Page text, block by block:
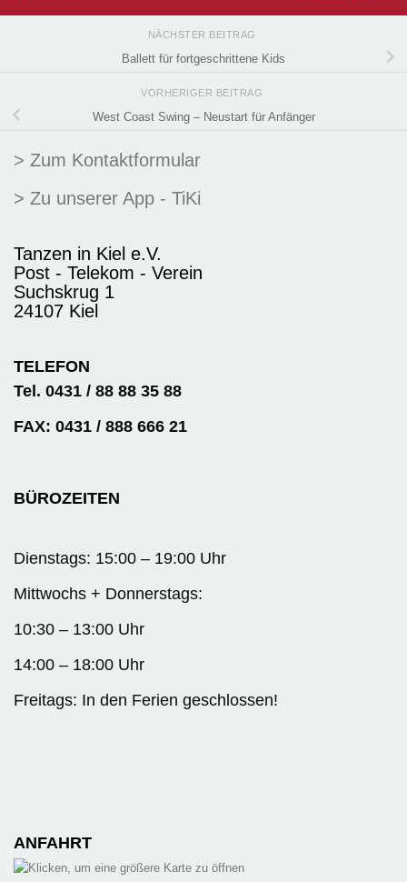
NÄCHSTER BEITRAG
Ballett für fortgeschrittene Kids
VORHERIGER BEITRAG
West Coast Swing – Neustart für Anfänger
> Zum Kontaktformular
> Zu unserer App - TiKi
Tanzen in Kiel e.V.
Post - Telekom - Verein
Suchskrug 1
24107 Kiel
TELEFON
Tel. 0431 / 88 88 35 88
FAX: 0431 / 888 666 21
BÜROZEITEN
Dienstags: 15:00 – 19:00 Uhr
Mittwochs + Donnerstags:
10:30 – 13:00 Uhr
14:00 – 18:00 Uhr
Freitags: In den Ferien geschlossen!
ANFAHRT